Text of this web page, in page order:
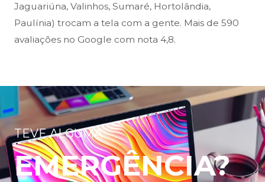
Jaguariúna, Valinhos, Sumaré, Hortolândia,
Paulínia) trocam a tela com a gente. Mais de 590
avaliações no Google com nota 4,8.
TEVE ALGUMA
EMERGÊNCIA?